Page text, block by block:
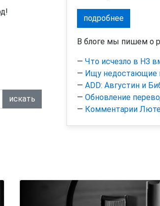
искать
подробнее
В блоге мы пишем о
— Что исчезло в НЗ
— Ищу недостающие
— ADD: Августин и
— Обновление
— Комментарии